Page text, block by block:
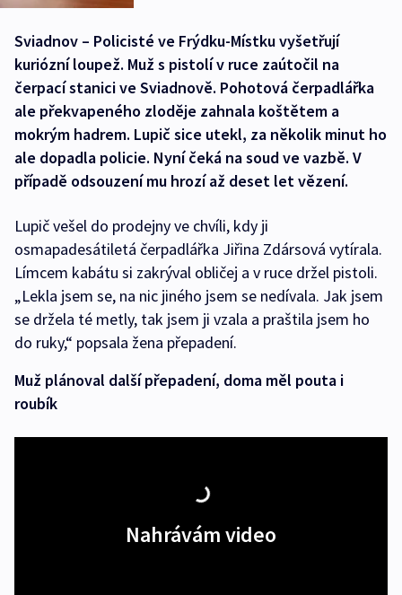
Sviadnov – Policisté ve Frýdku-Místku vyšetřují
kuriózní loupež. Muž s pistolí v ruce zaútočil na
čerpací stanici ve Sviadnově. Pohotová čerpadlářka
ale překvapeného zloděje zahnala koštětem a
mokrým hadrem. Lupič sice utekl, za několik minut ho
ale dopadla policie. Nyní čeká na soud ve vazbě. V
případě odsouzení mu hrozí až deset let vězení.
Lupič vešel do prodejny ve chvíli, kdy ji
osmapadesátiletá čerpadlářka Jiřina Zdársová vytírala.
Límcem kabátu si zakrýval obličej a v ruce držel pistoli.
„Lekla jsem se, na nic jiného jsem se nedívala. Jak jsem
se držela té metly, tak jsem ji vzala a praštila jsem ho
do ruky,“ popsala žena přepadení.
Muž plánoval další přepadení, doma měl pouta i
roubík
Nahrávám video